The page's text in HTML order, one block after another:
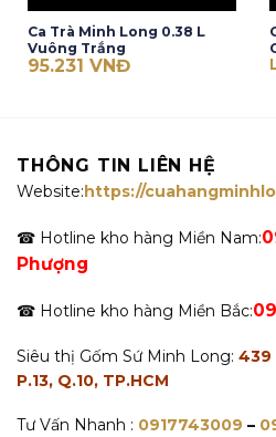
Ca Trà Minh Long 0.38 L
Vuông Trắng
95.231 VNĐ
THÔNG TIN LIÊN HỆ
Website: https://
☎ Hotline kho hàng Miền Nam:
Phượng
☎ Hotline kho hàng Miền Bắc:
Siêu thị Gốm Sứ Minh Long: 439
P.13, Q.10, TP.HCM
Tư Vấn Nhanh : 0917743009 –